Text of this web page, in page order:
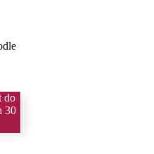
do
30